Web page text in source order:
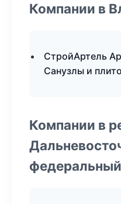
Компании в
СтройАртель
Санузлы и
Компании в